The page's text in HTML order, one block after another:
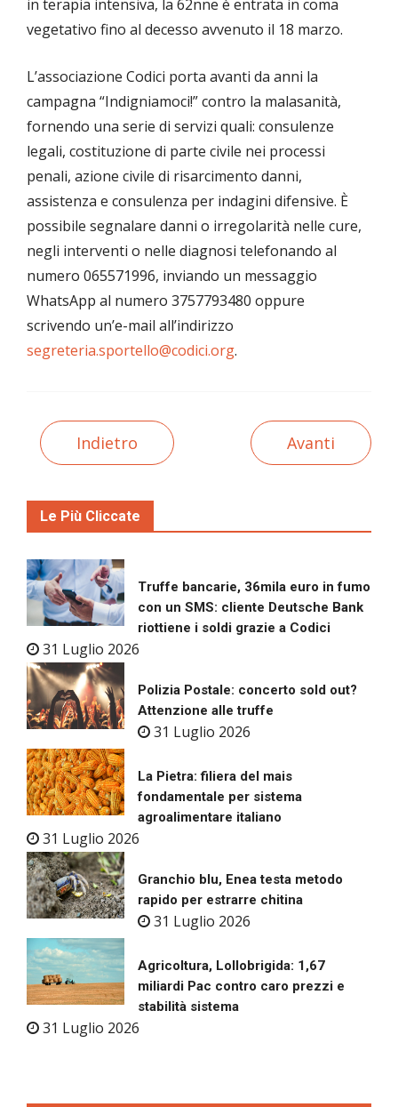
in terapia intensiva, la 62nne è entrata in coma
vegetativo fino al decesso avvenuto il 18 marzo.
L’associazione Codici porta avanti da anni la
campagna “Indigniamoci!” contro la malasanità,
fornendo una serie di servizi quali: consulenze
legali, costituzione di parte civile nei processi
penali, azione civile di risarcimento danni,
assistenza e consulenza per indagini difensive. È
possibile segnalare danni o irregolarità nelle cure,
negli interventi o nelle diagnosi telefonando al
numero 065571996, inviando un messaggio
WhatsApp al numero 3757793480 oppure
scrivendo un’e-mail all’indirizzo
segreteria.sportello@codici.org.
Indietro Avanti
Le Più Cliccate
Truffe bancarie, 36mila euro in fumo
con un SMS: cliente Deutsche Bank
riottiene i soldi grazie a Codici
31 Luglio 2026
Polizia Postale: concerto sold out?
Attenzione alle truffe
31 Luglio 2026
La Pietra: filiera del mais
fondamentale per sistema
agroalimentare italiano
31 Luglio 2026
Granchio blu, Enea testa metodo
rapido per estrarre chitina
31 Luglio 2026
Agricoltura, Lollobrigida: 1,67
miliardi Pac contro caro prezzi e
stabilità sistema
31 Luglio 2026